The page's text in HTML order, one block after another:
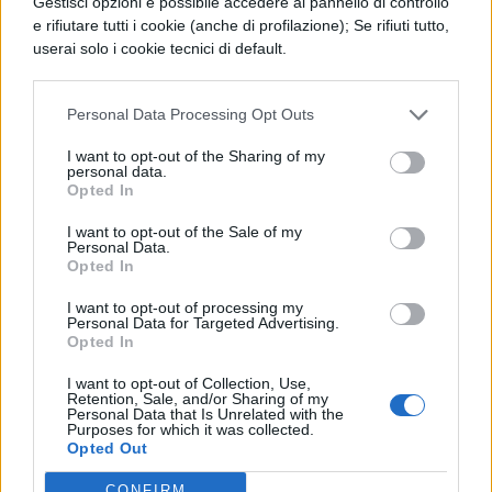
e rifiutare tutti i cookie (anche di profilazione); Se rifiuti tutto,
userai solo i cookie tecnici di default.
Personal Data Processing Opt Outs
I want to opt-out of the Sharing of my
personal data.
Opted In
I want to opt-out of the Sale of my
Personal Data.
Opted In
I want to opt-out of processing my
Personal Data for Targeted Advertising.
Opted In
I want to opt-out of Collection, Use,
Retention, Sale, and/or Sharing of my
Personal Data that Is Unrelated with the
Purposes for which it was collected.
Opted Out
studenti della classe A. All Might, l’eroe
numero 1 ammirato in tutto il mondo, a
simbolo della pace e conosceremo un altro
personaggio.